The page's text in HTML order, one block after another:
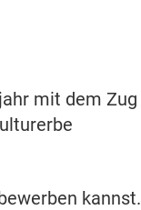
mit dem Zug
kannst.